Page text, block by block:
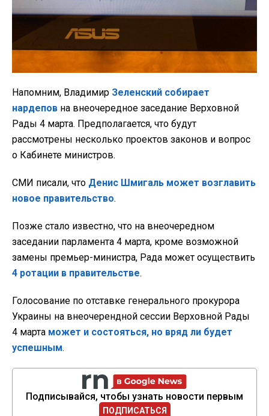
Напомним, Владимир Зеленский собирает
нардепов на внеочередное заседание Верховной
Рады 4 марта. Предполагается, что будут
рассмотрены несколько проектов законов и вопрос
о Кабинете министров.
СМИ писали, что Денис Шмигаль может возглавить
новое правительство.
Позже стало известно, что на внеочередном
заседании парламента 4 марта, кроме возможной
замены премьер-министра, Рада может осуществить
4 ротации в правительстве.
Голосование по отставке генерального прокурора
Украины на внеочерендной сессии Верховной Рады
4 марта может и состояться, но вряд ли будет
успешным.
Подписывайся, чтобы узнать новости первым
ПОДПИСАТЬСЯ